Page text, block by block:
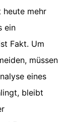
heute mehr
ein
Fakt. Um
müssen
eines
bleibt